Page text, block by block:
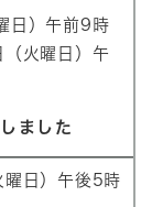
日）午前9時
火曜日）午
ました
日）午後5時